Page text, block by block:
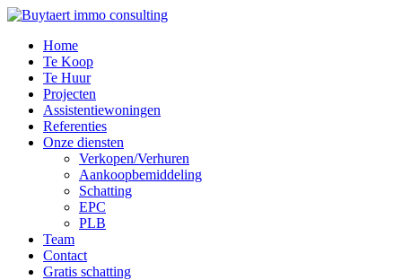
Home
Te Koop
Te Huur
Projecten
Assistentiewoningen
Referenties
Onze diensten
Verkopen/Verhuren
Aankoopbemiddeling
Schatting
EPC
PLB
Team
Contact
Gratis schatting